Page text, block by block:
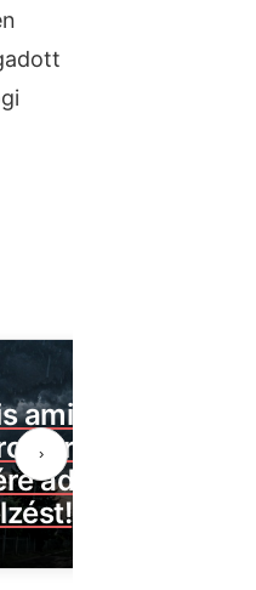
ami jön: Kegyetlen
érkeznek! 9
adták ki a
›